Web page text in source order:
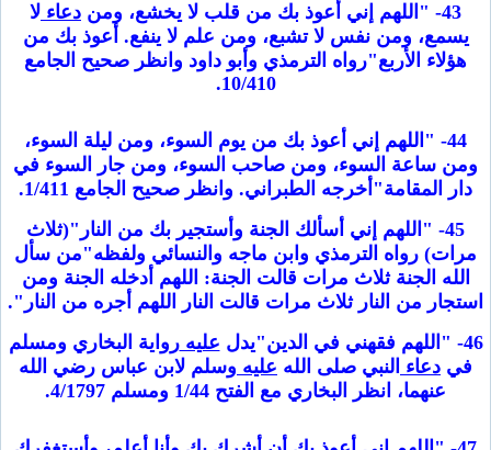
43- "اللهم إني أعوذ بك من قلب لا يخشع، ومن دعاء لا
يسمع، ومن نفس لا تشبع، ومن علم لا ينفع. أعوذ بك من
هؤلاء الأربع"رواه الترمذي وأبو داود وانظر صحيح الجامع
10/410.
44- "اللهم إني أعوذ بك من يوم السوء، ومن ليلة السوء،
ومن ساعة السوء، ومن صاحب السوء، ومن جار السوء في
دار المقامة"أخرجه الطبراني. وانظر صحيح الجامع 1/411.
45- "اللهم إني أسألك الجنة وأستجير بك من النار"(ثلاث
مرات) رواه الترمذي وابن ماجه والنسائي ولفظه"من سأل
الله الجنة ثلاث مرات قالت الجنة: اللهم أدخله الجنة ومن
استجار من النار ثلاث مرات قالت النار اللهم أجره من النار".
46- "اللهم فقهني في الدين"يدل
عليهرواية البخاري ومسلم
في دعاء النبي صلى الله عليه وسلم لابن عباس رضي الله
عنهما، انظر البخاري مع الفتح 1/44 ومسلم 4/1797.